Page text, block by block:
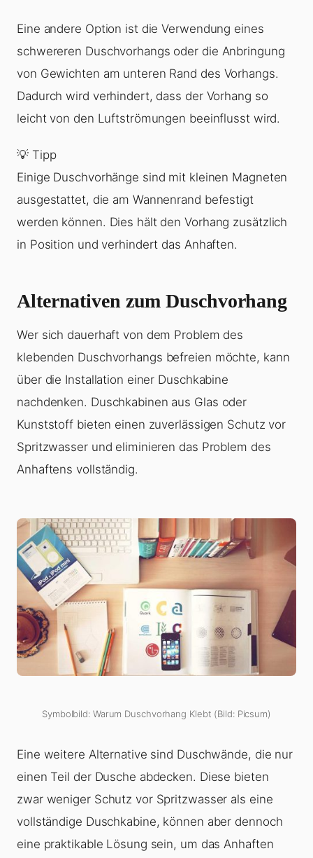
Eine andere Option ist die Verwendung eines
schwereren Duschvorhangs oder die Anbringung
von Gewichten am unteren Rand des Vorhangs.
Dadurch wird verhindert, dass der Vorhang so
leicht von den Luftströmungen beeinflusst wird.
💡 Tipp
Einige Duschvorhänge sind mit kleinen Magneten
ausgestattet, die am Wannenrand befestigt
werden können. Dies hält den Vorhang zusätzlich
in Position und verhindert das Anhaften.
Alternativen zum Duschvorhang
Wer sich dauerhaft von dem Problem des
klebenden Duschvorhangs befreien möchte, kann
über die Installation einer Duschkabine
nachdenken. Duschkabinen aus Glas oder
Kunststoff bieten einen zuverlässigen Schutz vor
Spritzwasser und eliminieren das Problem des
Anhaftens vollständig.
Symbolbild: Warum Duschvorhang Klebt (Bild: Picsum)
Eine weitere Alternative sind Duschwände, die nur
einen Teil der Dusche abdecken. Diese bieten
zwar weniger Schutz vor Spritzwasser als eine
vollständige Duschkabine, können aber dennoch
eine praktikable Lösung sein, um das Anhaften